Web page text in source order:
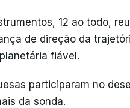
12 ao todo,
de direção da
fiável.
participaram no
da sonda.